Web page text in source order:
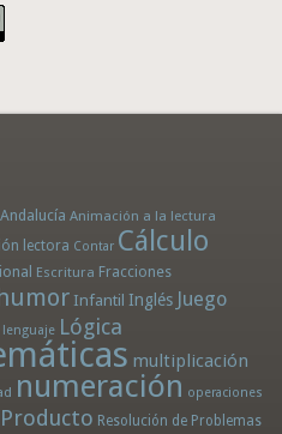
Andalucía Animación a la lectura
lectora Contar Cálculo
Escritura Fracciones
humor Infantil Inglés Juego
lenguaje Lógica
multiplicación
numeración operaciones
Producto Resolución de Problemas